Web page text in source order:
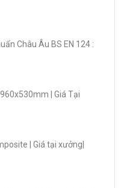
Châu Âu BS EN 124 :
| Giá Tại
| Giá tại xưởng|